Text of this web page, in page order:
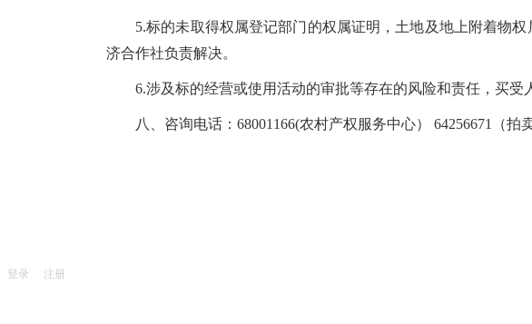
登录 注册
5.标的未取得权属登记部门的权属证明， 土地及地上附着物
济合作社负责解决。
6.涉及标的经营或使用活动的审批等存在的风险和责任，买受
八、咨询电话：68001166(农村产权服务中心） 64256671（拍